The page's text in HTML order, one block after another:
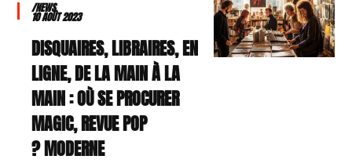
/NEWS
10 AOÛT 2023
DISQUAIRES, LIBRAIRES, EN
LIGNE, DE LA MAIN À LA
MAIN : OÙ SE PROCURER
MAGIC, REVUE POP
MODERNE ?